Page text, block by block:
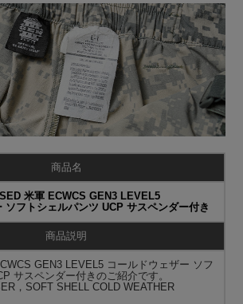
商品名
米軍 ECWCS GEN3 LEVEL5
ソフトシェルパンツ UCP サスペンダー付き
商品説明
GEN3 LEVEL5 コールドウェザー ソフ
サスペンダー付きのご紹介です。
，SOFT SHELL COLD WEATHER